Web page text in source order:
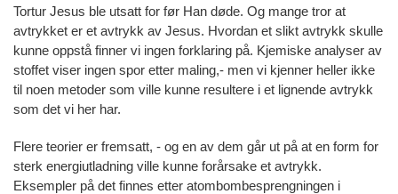
Tortur Jesus ble utsatt for før Han døde. Og mange tror at
avtrykket er et avtrykk av Jesus. Hvordan et slikt avtrykk skulle
kunne oppstå finner vi ingen forklaring på. Kjemiske analyser av
stoffet viser ingen spor etter maling,- men vi kjenner heller ikke
til noen metoder som ville kunne resultere i et lignende avtrykk
som det vi her har.
Flere teorier er fremsatt, - og en av dem går ut på at en form for
sterk energiutladning ville kunne forårsake et avtrykk.
Eksempler på det finnes etter atombombesprengningen i